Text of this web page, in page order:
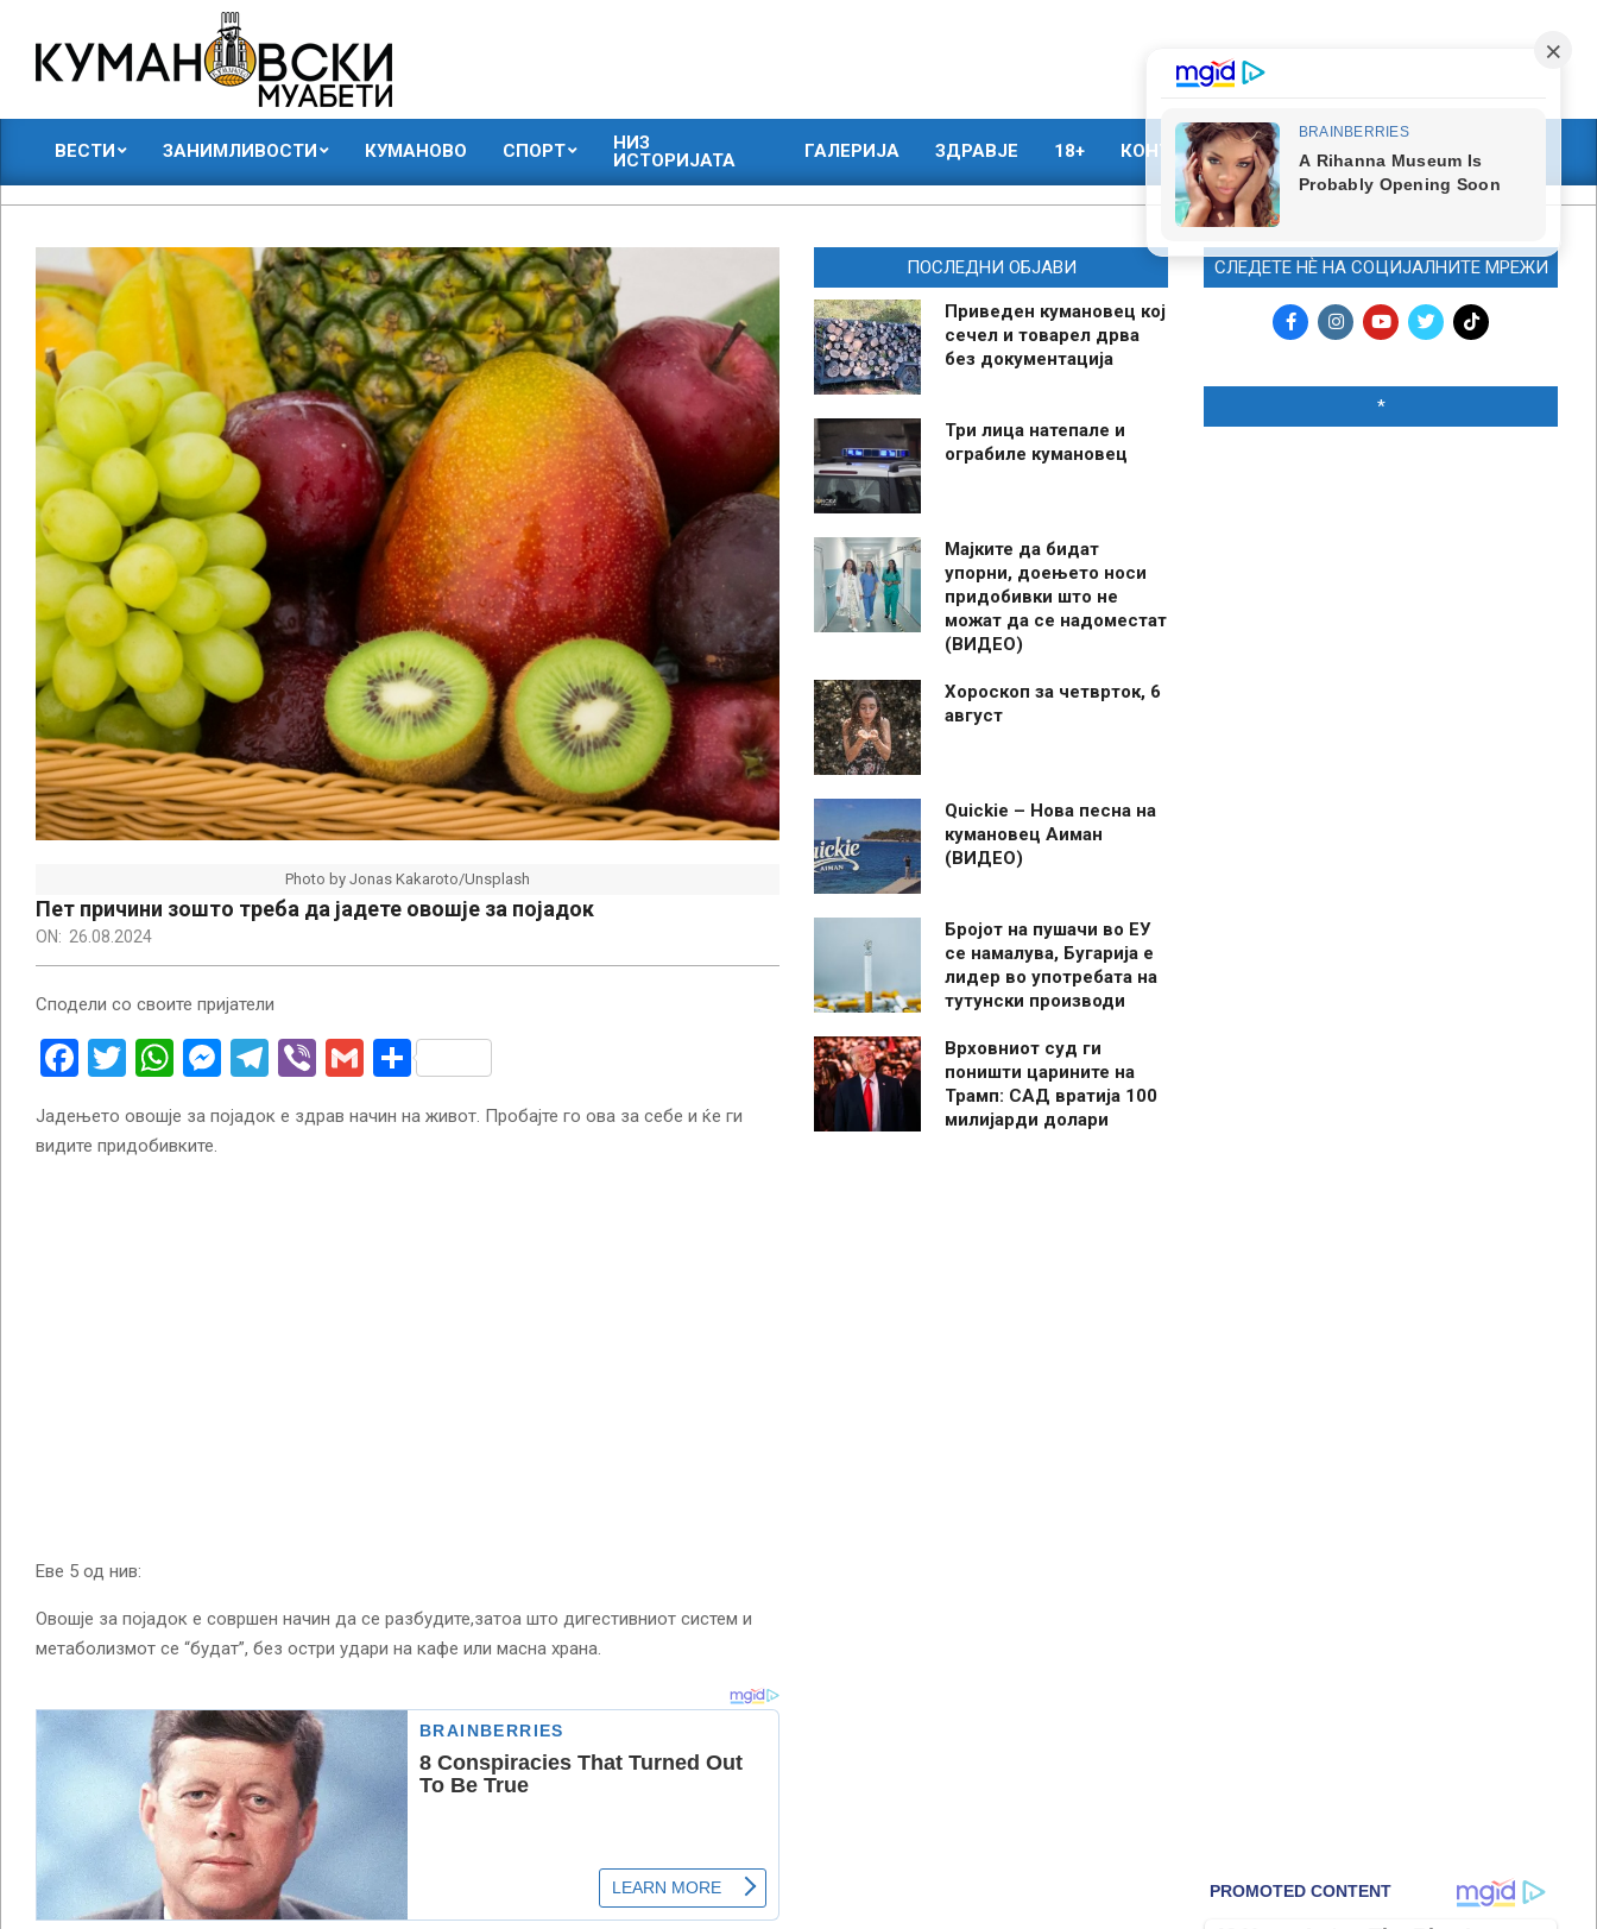
content
КУМАНОВСКИ
МУАБЕТИ
ВЕСТИ ЗАНИМЛИВОСТИ КУМАНОВО СПОРТ
НИЗ
ИСТОРИЈАТА
ГАЛЕРИЈА ЗДРАВЈЕ 18+ КОНТАКТ МАРКЕТИНГ
Photo by Jonas Kakaroto/Unsplash
Пет причини зошто треба да јадете овошје за појадок
ON: 26.08.2024
Сподели со своите пријатели
Facebook
Twitter
WhatsApp
Messenger
Telegram
ViberGmailShare
Јадењето овошје за појадок е здрав начин на живот. Пробајте го ова за себе и ќе ги
видите придобивките.
Еве 5 од нив:
Овошје за појадок е совршен начин да се разбудите,затоа што дигестивниот систем и
метаболизмот се “будат”, без остри удари на кафе или масна храна.
ПОСЛЕДНИ ОБЈАВИ
Приведен кумановец кој
сечел и товарел дрва
без документација
Три лица натепале и
ограбиле кумановец
Мајките да бидат
упорни, доењето носи
придобивки што не
можат да се надоместат
(ВИДЕО)
Хороскоп за четврток, 6
август
Quickie – Нова песна на
кумановец Аиман
(ВИДЕО)
Бројот на пушачи во ЕУ
се намалува, Бугарија е
лидер во употребата на
тутунски производи
Врховниот суд ги
поништи царините на
Трамп: САД вратија 100
милијарди долари
СЛЕДЕТЕ НЀ НА СОЦИЈАЛНИТЕ МРЕЖИ
*